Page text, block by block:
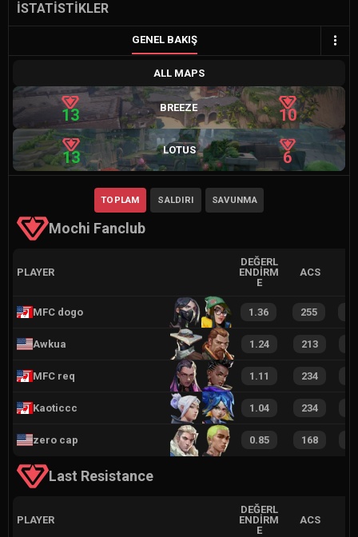
İSTATISTIKLER
GENEL BAKIŞ
ALL MAPS
13 BREEZE 10
13 LOTUS 6
Mochi Fanclub
TOPLAM SALDIRI SAVUNMA
PLAYER
DEĞERL
ENDIRM
E
ACS
MFC dogo 1.36 255
Awkua 1.24 213
MFC req 1.11 234
Kaoticcc 1.04 234
zero cap 0.85 168
Last Resistance
PLAYER
DEĞERL
ENDIRM
E
ACS